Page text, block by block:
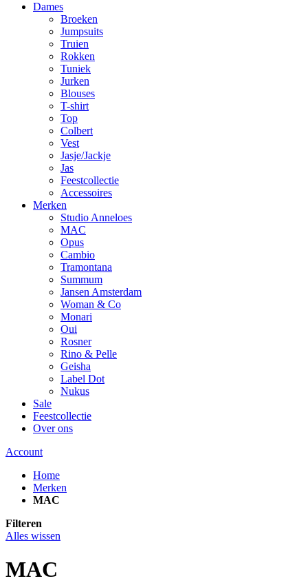
Dames
Broeken
Jumpsuits
Truien
Rokken
Tuniek
Jurken
Blouses
T-shirt
Top
Colbert
Vest
Jasje/Jackje
Jas
Feestcollectie
Accessoires
Merken
Studio Anneloes
MAC
Opus
Cambio
Tramontana
Summum
Jansen Amsterdam
Woman & Co
Monari
Oui
Rosner
Rino & Pelle
Geisha
Label Dot
Nukus
Sale
Feestcollectie
Over ons
Account
Home
Merken
MAC
Filteren
Alles wissen
MAC